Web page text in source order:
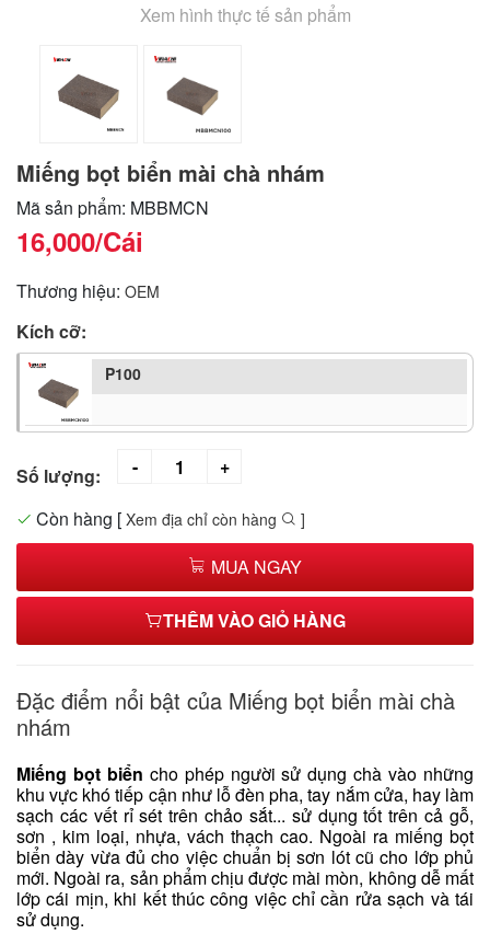
Xem hình thực tế sản phẩm
Miếng bọt biển mài chà nhám
Mã sản phẩm: MBBMCN
16,000/Cái
Thương hiệu: OEM
Kích cỡ:
P100
Số lượng:
Còn hàng [ Xem địa chỉ còn hàng ]
MUA NGAY
THÊM VÀO GIỎ HÀNG
Đặc điểm nổi bật của Miếng bọt biển mài chà
nhám
Miếng bọt biển cho phép người sử dụng chà vào những
khu vực khó tiếp cận như lỗ đèn pha, tay nắm cửa, hay làm
sạch các vết rỉ sét trên chảo sắt... sử dụng tốt trên cả gỗ,
sơn , kim loại, nhựa, vách thạch cao. Ngoài ra miếng bọt
biển dày vừa đủ cho việc chuẩn bị sơn lót cũ cho lớp phủ
mới. Ngoài ra, sản phẩm chịu được mài mòn, không dễ mất
lớp cái mịn, khi kết thúc công việc chỉ cần rửa sạch và tái
sử dụng.